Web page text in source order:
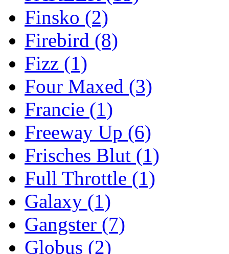
Finsko (2)
Firebird (8)
Fizz (1)
Four Maxed (3)
Francie (1)
Freeway Up (6)
Frisches Blut (1)
Full Throttle (1)
Galaxy (1)
Gangster (7)
Globus (2)